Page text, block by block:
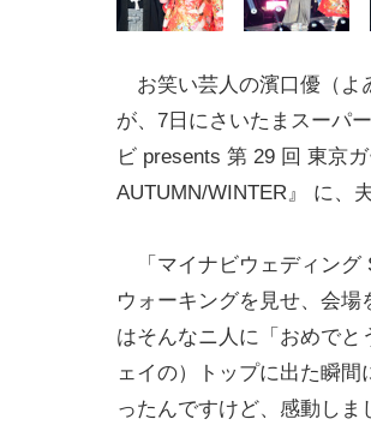
お笑い芸人の濱口優（よ
が、7日にさいたまスーパ
ビ presents 第 29 回 東京
AUTUMN/WINTER』 に、
「マイナビウェディング
ウォーキングを見せ、会
はそんなニ人に「おめで
ェイの）トップに出た瞬
ったんですけど、感動しま